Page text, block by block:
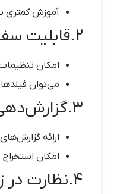
آموزش کمتری
۲. قابلیت سفارشی‌سازی:
امکان
می‌توان
۳. گزارش‌دهی پیشرفته:
ارائه
امکان
۴. نظارت در زمان واقعی: